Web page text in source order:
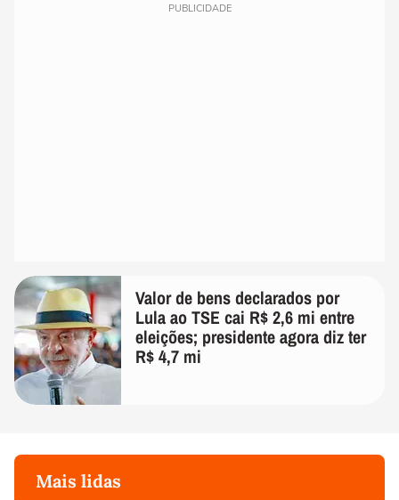
PUBLICIDADE
Valor de bens declarados por
Lula ao TSE cai R$ 2,6 mi entre
eleições; presidente agora diz ter
R$ 4,7 mi
Mais lidas